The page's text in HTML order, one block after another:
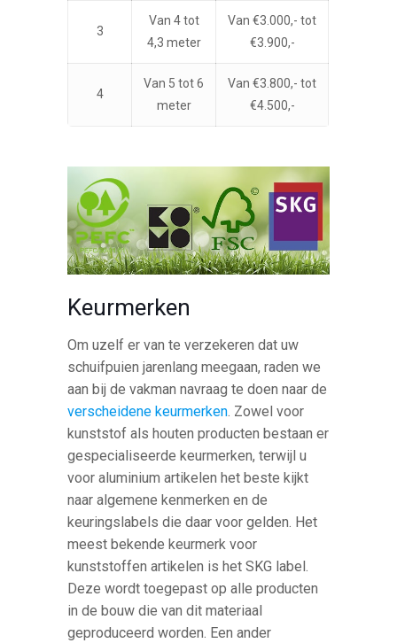
3
Van 4 tot
4,3 meter
Van €3.000,- tot
€3.900,-
4
Van 5 tot 6
meter
Van €3.800,- tot
€4.500,-
Keurmerken
Om uzelf er van te verzekeren dat uw
schuifpuien jarenlang meegaan, raden we
aan bij de vakman navraag te doen naar de
verscheidene keurmerken. Zowel voor
kunststof als houten producten bestaan er
gespecialiseerde keurmerken, terwijl u
voor aluminium artikelen het beste kijkt
naar algemene kenmerken en de
keuringslabels die daar voor gelden. Het
meest bekende keurmerk voor
kunststoffen artikelen is het SKG label.
Deze wordt toegepast op alle producten
in de bouw die van dit materiaal
geproduceerd worden. Een ander